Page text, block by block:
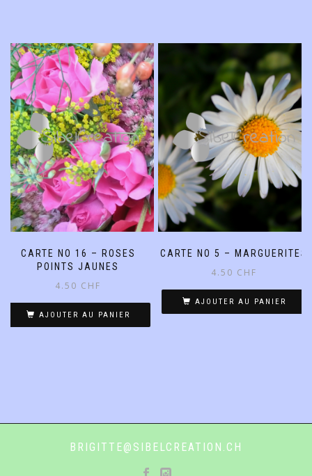
CARTE NO 16 – ROSES
POINTS JAUNES
4.50 CHF
AJOUTER AU PANIER
CARTE NO 5 – MARGUERITES
4.50 CHF
AJOUTER AU PANIER
BRIGITTE@SIBELCREATION.CH